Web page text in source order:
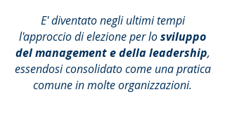
E' diventato negli ultimi tempi
l'approccio di elezione per losviluppo
del management e della leadership,
essendosi consolidato come una pratica
comune in molte organizzazioni.